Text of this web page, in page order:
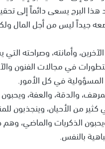
البرج يسعى دائماً إلى
جيداً ليس من أجل المال
وأمانته، وصراحته التي
في مجالات الفنون
في كل الأمور.
والدقة، والعفة، ويحبون
من الأحيان، وينجذبون
الذكريات والماضي،
بالنفس.